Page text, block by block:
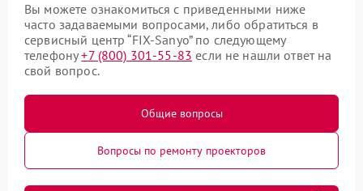
Вы можете ознакомиться с приведенными ниже
часто задаваемыми вопросами, либо обратиться в
сервисный центр “FIX-Sanyo” по следующему
телефону+7 (800) 301-55-83 если не нашли ответ на
свой вопрос.
Общие вопросы
Вопросы по ремонту проекторов